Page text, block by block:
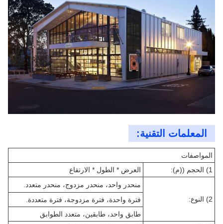
المعلمات التقنية:
المواصفات
1) الحجم ((م):
العرض * الطول * الارتفاع
2) النوع:
منحدر واحد، منحدر مزدوج، منحدر متعدد.
فترة واحدة، فترة مزدوجة، فترة متعددة.
طابق واحد، طابقين، متعدد الطوابق